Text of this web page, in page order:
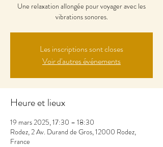
Une relaxation allongée pour voyager avec les
vibrations sonores.
Les inscriptions sont closes
Voir d'autres événements
Heure et lieux
19 mars 2025, 17:30 – 18:30
Rodez, 2 Av. Durand de Gros, 12000 Rodez,
France